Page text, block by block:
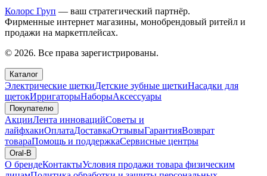
Колорс Груп — ваш стратегический партнёр.
Фирменные интернет магазины, монобрендовый ритейл и
продажи на маркетплейсах.
© 2026. Все права зарегистрированы.
Каталог
Электрические щеткиДетские зубные щеткиНасадки для
щетокИрригаторыНаборыАксессуары
Покупателю
АкцииЛента инновацийСоветы и
лайфхакиОплатаДоставкаОтзывыГарантияВозврат
товараПомощь и поддержкаСервисные центры
Oral-B
О брендеКонтактыУсловия продажи товара физическим